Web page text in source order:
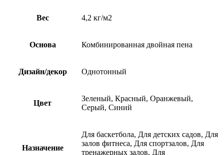
Вес 4,2 кг/м2
Основа Комбинированная двойная пена
Дизайн/декор Однотонный
Цвет
Зеленый, Красный, Оранжевый,
Серый, Синий
Назначение
Для баскетбола, Для детских садов, Для
залов фитнеса, Для спортзалов, Для
тренажерных залов, Для